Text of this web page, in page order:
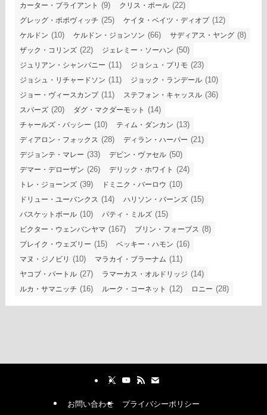
カーター・ブライアント (9) クリス・ポール (22)
グレッグ・ポポヴィッチ (25) ケイタ・ベイツ・ディオプ(12)
ケルドン (10) ケルドン・ジョンソン (66) サディアス・ヤング (8)
ザック・コリンズ (22) ジェレミー・ソーハン (50)
ジュリアン・シャンパニー (11) ジョシュ・プリモ (23)
ジョシュ・リチャードソン (11) ジョック・ランデール (10)
ジョー・ヴィースカンプ(11) ステフォン・キャッスル (36)
スパーズ (20) ダグ・マクダーモット (14)
チャールズ・バッシー (10) ティム・ダンカン (13)
ディアロン・フォックス (28) ディラン・ハーパー (21)
デジョンテ・マレー (33) デビン・ヴァセル (50)
デマー・デローザン (26) デリック・ホワイト (24)
トレ・ジョーンズ (39) ドミニク・バーロウ (10)
ドリュー・ユーバンクス (14) ハリソン・バーンズ (15)
バスケットボール (10) パティ・ミルズ (15)
ビクター・ウェンバンヤマ (167) ブリン・フォーブス (8)
ブレイク・ウェズリー (15) ベッキー・ハモン (16)
マヌ・ジノビリ (10) マラカイ・ブラーナム (11)
ヤコブ・パートル (27) ラマーカス・オルドリッジ (14)
ルカ・サマニッチ (16) ルーク・コーネット (12) ロニー (28)
お問い合わせ プライバシーポリシー